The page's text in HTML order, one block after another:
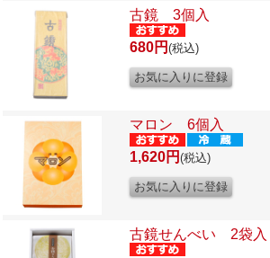
古鏡 3個入
680円 (税込)
マロン 6個入
1,620円 (税込)
古鏡せんべい 2袋入